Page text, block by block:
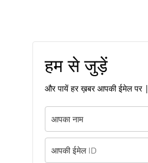
हम से जुड़ें
और पायें हर ख़बर आपकी ईमेल पर |